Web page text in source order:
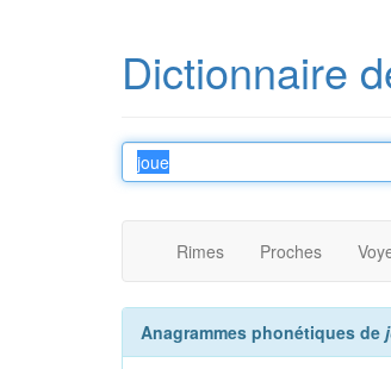
Dictionnaire
Rimes Proches
Anagrammes phonétiques de